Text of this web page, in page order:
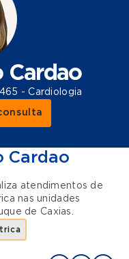
Cardao
- Cardiologia
Cardao
atendimentos de
nas unidades
de Caxias.